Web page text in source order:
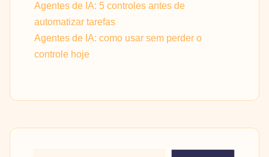
Agentes de IA: 5 controles antes de
automatizar tarefas
Agentes de IA: como usar sem perder o
controle hoje